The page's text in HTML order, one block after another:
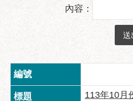
關
介
務
資
訊
內容：
113年10月